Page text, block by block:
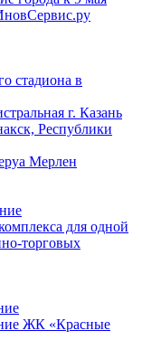
стадиона в
г. Казань
Республики
Мерлен
для одной
торговых
ЖК «Красные